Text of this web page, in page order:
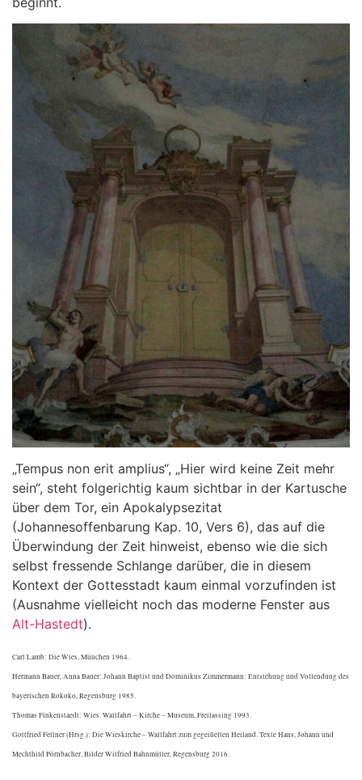
„Tempus non erit amplius“, „Hier wird keine Zeit mehr
sein“, steht folgerichtig kaum sichtbar in der Kartusche
über dem Tor, ein Apokalypsezitat
(Johannesoffenbarung Kap. 10, Vers 6), das auf die
Überwindung der Zeit hinweist, ebenso wie die sich
selbst fressende Schlange darüber, die in diesem
Kontext der Gottesstadt kaum einmal vorzufinden ist
(Ausnahme vielleicht noch das moderne Fenster aus
Alt-Hastedt).
Carl Lamb: Die Wies, München 1964.
Hermann Bauer, Anna Bauer: Johann Baptist und Dominikus Zimmermann: Entstehung und Vollendung des
bayerischen Rokoko, Regensburg 1985.
Thomas Finkenstaedt: Wies. Wallfahrt – Kirche – Museum, Freilassing 1993.
Gottfried Fellner (Hrsg.): Die Wieskirche – Wallfahrt zum gegeißelten Heiland. Texte Hans, Johann und
Mechthild Pörnbacher, Bilder Wilfried Bahnmüller, Regensburg 2016.